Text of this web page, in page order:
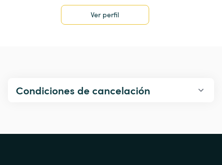
Ver perfil
Condiciones de cancelación